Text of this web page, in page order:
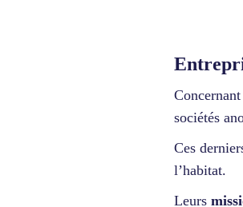
sociétés
Ces
l’habitat.
Leurs